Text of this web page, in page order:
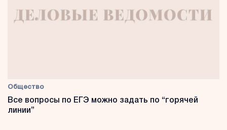
Общество
Все вопросы по ЕГЭ можно задать по “горячей
линии”